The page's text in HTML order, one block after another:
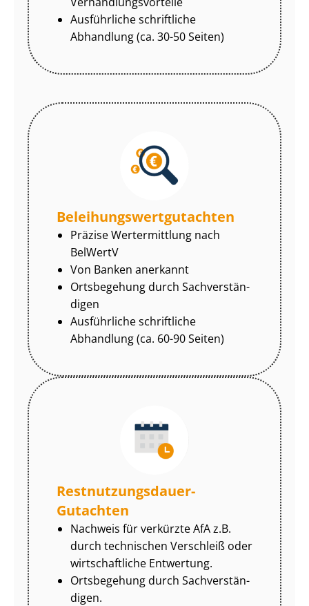
Ausführliche schriftliche
Abhandlung (ca. 30-50 Seiten)
Be­lei­hungs­wert­gut­ach­ten
Präzise Wertermittlung nach
BelWertV
Von Banken anerkannt
Ortsbegehung durch Sach­ver­stän­
di­gen
Ausführliche schriftliche
Abhandlung (ca. 60-90 Seiten)
Rest­nut­zungs­dau­er-
Gutachten
Nachweis für verkürzte AfA z.B.
durch technischen Verschleiß oder
wirtschaftliche Entwertung.
Ortsbegehung durch Sach­ver­stän­
di­gen.